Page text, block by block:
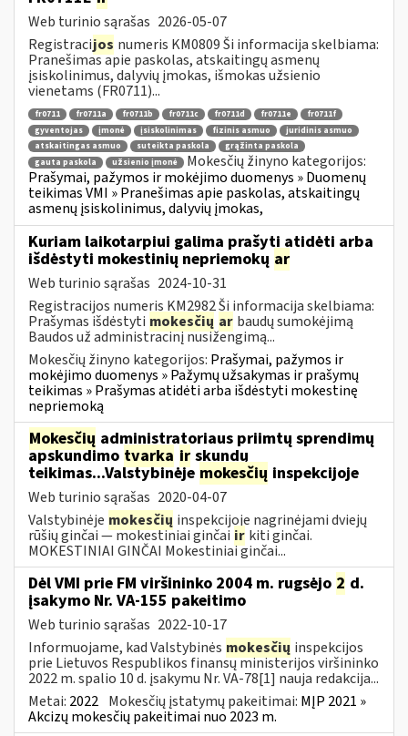
Web turinio sąrašas 2026-05-07
Registracijos numeris KM0809 Ši informacija skelbiama:
Pranešimas apie paskolas, atskaitingų asmenų
įsiskolinimus, dalyvių įmokas, išmokas užsienio
vienetams (FR0711)...
fr0711 fr0711a fr0711b fr0711c fr0711d fr0711e
fr0711f
gyventojas
įmonė įsiskolinimas fizinis asmuo
juridinis asmuo
atskaitingas asmuo
suteikta paskola
grąžinta paskola
gauta paskola
užsienio įmonė
Mokesčių žinyno kategorijos:
Prašymai, pažymos ir mokėjimo duomenys » Duomenų
teikimas VMI » Pranešimas apie paskolas, atskaitingų
asmenų įsiskolinimus, dalyvių įmokas,
Kuriam laikotarpiui galima prašyti atidėti arba
išdėstyti mokestinių nepriemokų ar
Web turinio sąrašas 2024-10-31
Registracijos numeris KM2982 Ši informacija skelbiama:
Prašymas išdėstyti mokesčių ar baudų sumokėjimą
Baudos už administracinį nusižengimą...
Mokesčių žinyno kategorijos: Prašymai, pažymos ir
mokėjimo duomenys » Pažymų užsakymas ir prašymų
teikimas » Prašymas atidėti arba išdėstyti mokestinę
nepriemoką
Mokesčių administratoriaus priimtų sprendimų
apskundimo tvarka ir skundų
teikimas...Valstybinėje mokesčių inspekcijoje
Web turinio sąrašas 2020-04-07
Valstybinėje mokesčių inspekcijoje nagrinėjami dviejų
rūšių ginčai — mokestiniai ginčai ir kiti ginčai.
MOKESTINIAI GINČAI Mokestiniai ginčai...
Dėl VMI prie FM viršininko 2004 m. rugsėjo 2 d.
įsakymo Nr. VA-155 pakeitimo
Web turinio sąrašas 2022-10-17
Informuojame, kad Valstybinės mokesčių inspekcijos
prie Lietuvos Respublikos finansų ministerijos viršininko
2022 m. spalio 10 d. įsakymu Nr. VA-78[1] nauja redakcija...
Metai: 2022 Mokesčių įstatymų pakeitimai: MĮP 2021 »
Akcizų mokesčių pakeitimai nuo 2023 m.